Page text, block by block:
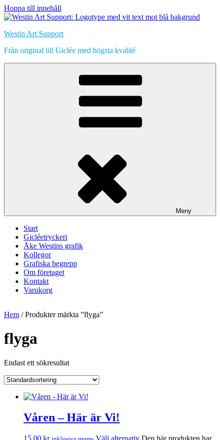
Hoppa till innehåll
Westin Art Support
Från original till Giclée med högsta kvalité
Meny
Start
Gicléetryckeri
Åke Westins grafik
Kollegor
Grafiska begrepp
Om företaget
Kontakt
Varukorg
Hem / Produkter märkta ”flyga”
flyga
Endast ett sökresultat
Våren – Här är Vi!
15,00 kr Välj alternativ Den här produkten har